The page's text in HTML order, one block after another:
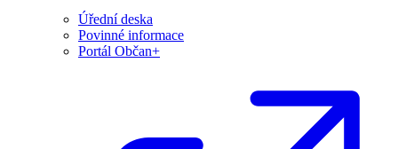
Úřední deska
Povinné informace
Portál Občan+